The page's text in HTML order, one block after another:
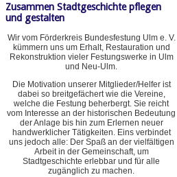
Zusammen Stadtgeschichte pflegen
und gestalten
Wir vom Förderkreis Bundesfestung Ulm e. V.
kümmern uns um Erhalt, Restauration und
Rekonstruktion vieler Festungswerke in Ulm
und Neu-Ulm.
Die Motivation unserer Mitglieder/Helfer ist
dabei so breitgefächert wie die Vereine,
welche die Festung beherbergt. Sie reicht
vom Interesse an der historischen Bedeutung
der Anlage bis hin zum Erlernen neuer
handwerklicher Tätigkeiten. Eins verbindet
uns jedoch alle: Der Spaß an der vielfältigen
Arbeit in der Gemeinschaft, um
Stadtgeschichte erlebbar und für alle
zugänglich zu machen.